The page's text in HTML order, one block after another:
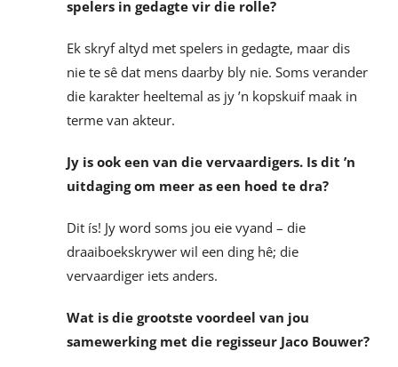
spelers in gedagte vir die rolle?
Ek skryf altyd met spelers in gedagte, maar dis
nie te sê dat mens daarby bly nie. Soms verander
die karakter heeltemal as jy ’n kopskuif maak in
terme van akteur.
Jy is ook een van die vervaardigers. Is dit ’n
uitdaging om meer as een hoed te dra?
Dit ís! Jy word soms jou eie vyand – die
draaiboekskrywer wil een ding hê; die
vervaardiger iets anders.
Wat is die grootste voordeel van jou
samewerking met die regisseur Jaco Bouwer?